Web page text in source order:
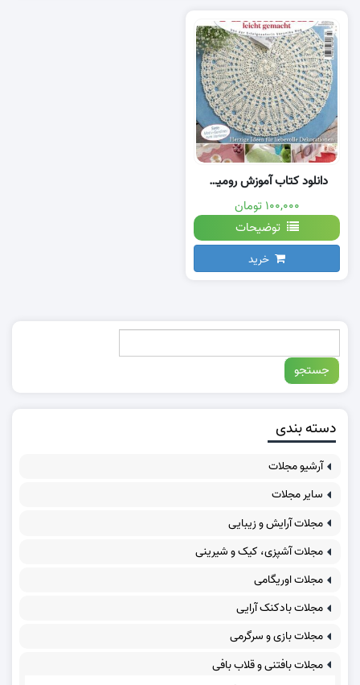
دانلود کتاب آموزش رومیزی قلاب بافی بیضی
۱۰۰,۰۰۰ تومان
توضیحات
خرید
دسته بندی
آرشیو مجلات
سایر مجلات
مجلات آرایش و زیبایی
مجلات آشپزی، کیک و شیرینی
مجلات اوریگامی
مجلات بادکنک آرایی
مجلات بازی و سرگرمی
مجلات بافتنی و قلاب بافی